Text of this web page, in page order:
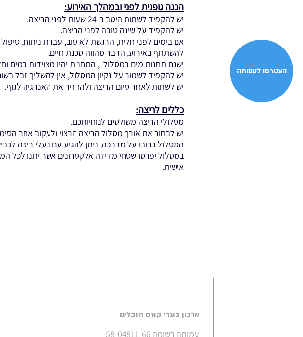
הצטרפו לעמותה
הכנה גופנית לפני ובמהלך האירוע:
יש להקפיד לשתות היטב ב-24 שעות לפני הריצה.
יש להקפיד על שינה טובה לפני הריצה.
אם בימים לפני חלית, הרגשת לא טוב, עברת ניתוח,
להשתתף באירוע, הדבר מהווה סכנת חיים.
ישנם תחנות מים במסלול , התחנות יהיו מצוידות במים
יש להקפיד לשמור על נקיון המסלול, אין להשליך זבל
יש לשתות לאחר סיום הריצה ולהחזיר את האנרגיה לגוף.
כללים לריצה:
מסלולי הריצה משולטים לנוחיותכם.
יש לבחור את אורך מסלול הריצה הרצוי ולעקוב אחר
המסלול ברובו על מדרכה, ניתן להגיע עם נעלי ריצה
במסלול יפרסו שטחי מדידה אלקטרונים אשר יתנו לכל
אישית.
ארגון בוגרי קורס חובלים
עמותה רשומה 58-04811-66